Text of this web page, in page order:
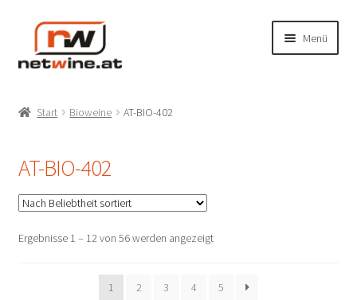
Zur
Navigation
springen
Zum
Inhalt
springen
Menü
Weinbaugebiete
Rebsorten
Start Bioweine AT-BIO-402
AT-BIO-402
Ergebnisse 1 – 12 von 56 werden angezeigtNach
1
2 3 4 5